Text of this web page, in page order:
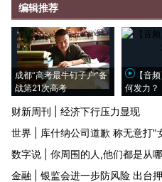
编辑推荐
成都“高考最牛钉子户”备
战第21次高考
【音
何发力？
财新周刊
经济下行压力显现
世界
库什纳公司道歉 称无意打"
数字说
你周围的人,他们都是从
金融
银监会进一步防风险 出台